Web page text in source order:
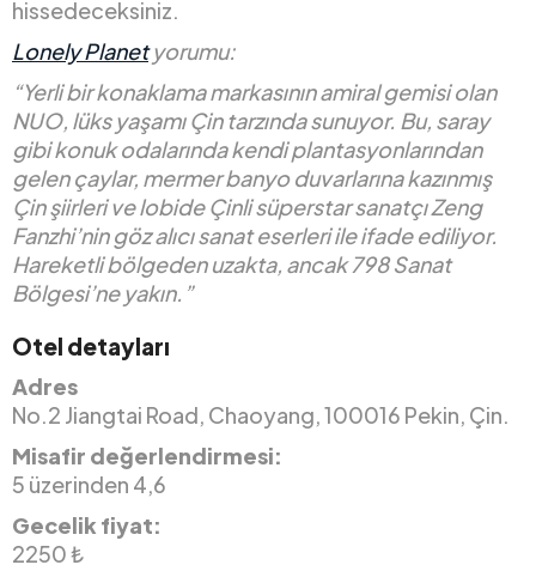
hissedeceksiniz.
Lonely Planetyorumu:
“Yerli bir konaklama markasının amiral gemisi olan
NUO, lüks yaşamı Çin tarzında sunuyor. Bu, saray
gibi konuk odalarında kendi plantasyonlarından
gelen çaylar, mermer banyo duvarlarına kazınmış
Çin şiirleri ve lobide Çinli süperstar sanatçı Zeng
Fanzhi’nin göz alıcı sanat eserleri ile ifade ediliyor.
Hareketli bölgeden uzakta, ancak 798 Sanat
Bölgesi’ne yakın.”
Otel detayları
Adres
No.2 Jiangtai Road, Chaoyang, 100016 Pekin, Çin.
Misafir değerlendirmesi:
5 üzerinden 4,6
Gecelik fiyat:
2250 ₺